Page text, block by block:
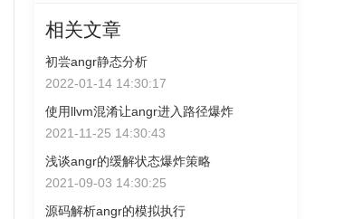
相关文章
初尝angr静态分析
2022-01-14 14:30:17
使用llvm混淆让angr进入路径爆炸
2021-11-25 14:30:43
浅谈angr的缓解状态爆炸策略
2021-09-03 14:30:25
源码解析angr的模拟执行